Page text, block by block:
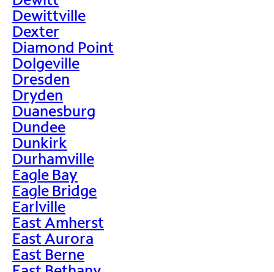
Dewittville
Dexter
Diamond Point
Dolgeville
Dresden
Dryden
Duanesburg
Dundee
Dunkirk
Durhamville
Eagle Bay
Eagle Bridge
Earlville
East Amherst
East Aurora
East Berne